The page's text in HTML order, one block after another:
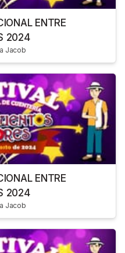
ENTRE
2024
Jacob
ENTRE
2024
Jacob